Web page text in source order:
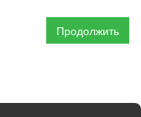
Продолжить